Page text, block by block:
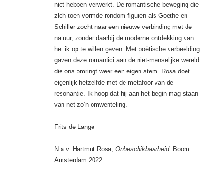
niet hebben verwerkt. De romantische beweging die
zich toen vormde rondom figuren als Goethe en
Schiller zocht naar een nieuwe verbinding met de
natuur, zonder daarbij de moderne ontdekking van
het ik op te willen geven. Met poëtische verbeelding
gaven deze romantici aan de niet-menselijke wereld
die ons omringt weer een eigen stem. Rosa doet
eigenlijk hetzelfde met de metafoor van de
resonantie. Ik hoop dat hij aan het begin mag staan
van net zo’n omwenteling.
Frits de Lange
N.a.v. Hartmut Rosa, Onbeschikbaarheid. Boom:
Amsterdam 2022.